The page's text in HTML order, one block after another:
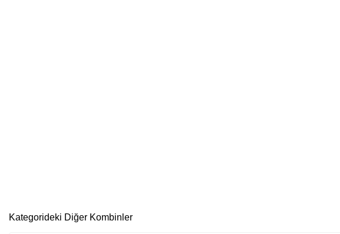
Kategorideki Diğer Kombinler